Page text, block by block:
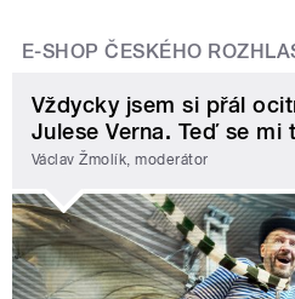
E-SHOP ČESKÉHO
Vždycky jsem si přál
Julese Verna. Teď se mi
Václav Žmolík, moderátor